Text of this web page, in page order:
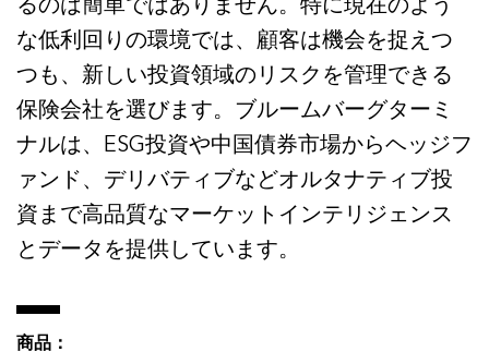
な低利回りの環境では、顧客は機会を捉えつ
つも、新しい投資領域のリスクを管理できる
保険会社を選びます。ブルームバーグターミ
ナルは、ESG投資や中国債券市場からヘッジフ
ァンド、デリバティブなどオルタナティブ投
資まで高品質なマーケットインテリジェンス
とデータを提供しています。
商品：